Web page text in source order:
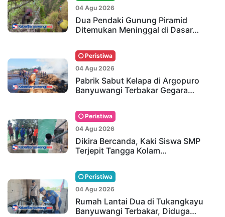
04 Agu 2026
Dua Pendaki Gunung Piramid
Ditemukan Meninggal di Dasar…
Peristiwa
04 Agu 2026
Pabrik Sabut Kelapa di Argopuro
Banyuwangi Terbakar Gegara…
Peristiwa
04 Agu 2026
Dikira Bercanda, Kaki Siswa SMP
Terjepit Tangga Kolam…
Peristiwa
04 Agu 2026
Rumah Lantai Dua di Tukangkayu
Banyuwangi Terbakar, Diduga…